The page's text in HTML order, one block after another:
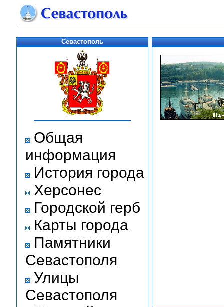
Севастополь
Общая
информация
История города
Херсонес
Городской герб
Карты города
Памятники
Севастополя
Улицы
Севастополя